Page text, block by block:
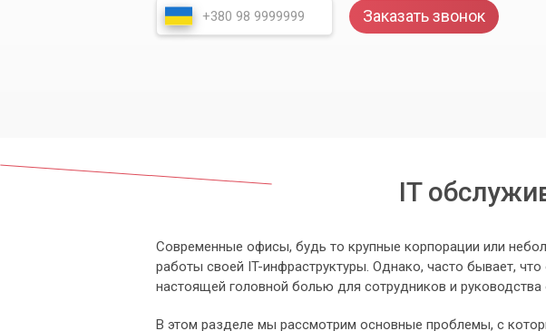
Заказать звонок
IT
Современные офисы, будь то крупные корпорации или
работы своей IT-инфраструктуры. Однако, часто бывает, что
настоящей головной болью для сотрудников и руководства
В этом разделе мы рассмотрим основные проблемы, с